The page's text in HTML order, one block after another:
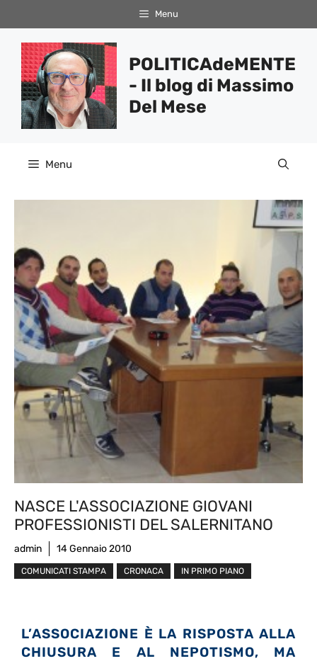
al
contenuto
Menu
POLITICAdeMENTE
- Il blog di Massimo
Del Mese
Menu
NASCE L'ASSOCIAZIONE GIOVANI
PROFESSIONISTI DEL SALERNITANO
admin 14 Gennaio 2010
COMUNICATI STAMPA CRONACA IN PRIMO PIANO
L’ASSOCIAZIONE È LA RISPOSTA ALLA
CHIUSURA E AL NEPOTISMO, MA